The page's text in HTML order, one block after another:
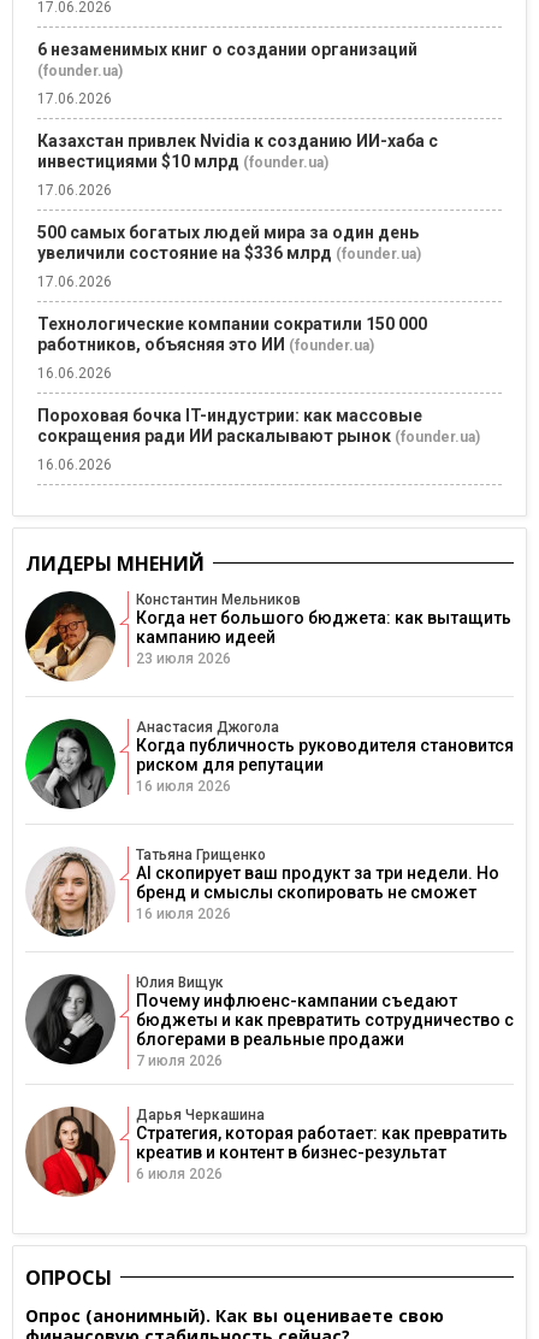
17.06.2026
6 незаменимых книг о создании организаций
(founder.ua)
17.06.2026
Казахстан привлек Nvidia к созданию ИИ-хаба с
инвестициями $10 млрд (founder.ua)
17.06.2026
500 самых богатых людей мира за один день
увеличили состояние на $336 млрд (founder.ua)
17.06.2026
Технологические компании сократили 150 000
работников, объясняя это ИИ (founder.ua)
16.06.2026
Пороховая бочка IT-индустрии: как массовые
сокращения ради ИИ раскалывают рынок (founder.ua)
16.06.2026
ЛИДЕРЫ МНЕНИЙ
Константин Мельников
Когда нет большого бюджета: как вытащить
кампанию идеей
23 июля 2026
Анастасия Джогола
Когда публичность руководителя становится
риском для репутации
16 июля 2026
Татьяна Грищенко
AI скопирует ваш продукт за три недели. Но
бренд и смыслы скопировать не сможет
16 июля 2026
Юлия Вищук
Почему инфлюенс-кампании съедают
бюджеты и как превратить сотрудничество с
блогерами в реальные продажи
7 июля 2026
Дарья Черкашина
Стратегия, которая работает: как превратить
креатив и контент в бизнес-результат
6 июля 2026
ОПРОСЫ
Опрос (анонимный). Как вы оцениваете свою